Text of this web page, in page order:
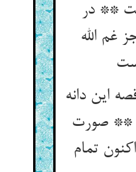
** در
غم الله
این دانه
** صورت